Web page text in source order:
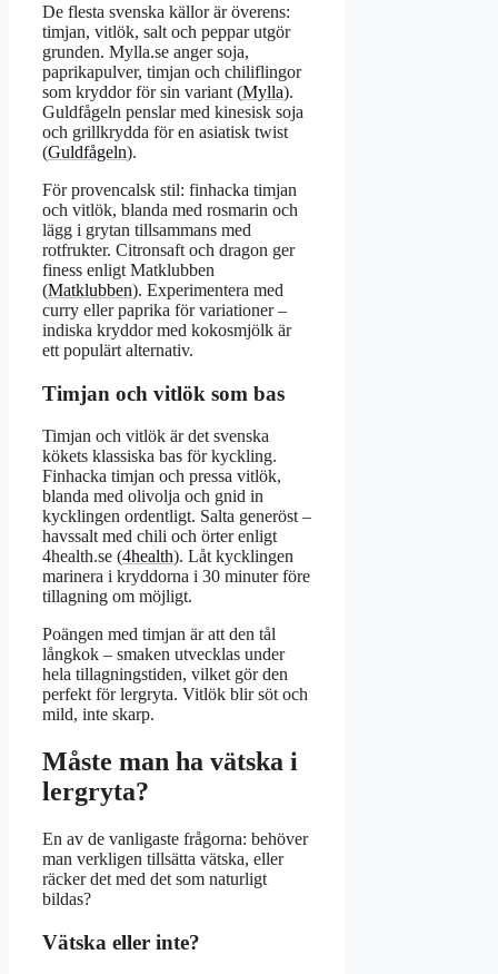
De flesta svenska källor är överens:
timjan, vitlök, salt och peppar utgör
grunden. Mylla.se anger soja,
paprikapulver, timjan och chiliflingor
som kryddor för sin variant (Mylla).
Guldfågeln penslar med kinesisk soja
och grillkrydda för en asiatisk twist
(Guldfågeln).
För provencalsk stil: finhacka timjan
och vitlök, blanda med rosmarin och
lägg i grytan tillsammans med
rotfrukter. Citronsaft och dragon ger
finess enligt Matklubben
(Matklubben). Experimentera med
curry eller paprika för variationer –
indiska kryddor med kokosmjölk är
ett populärt alternativ.
Timjan och vitlök som bas
Timjan och vitlök är det svenska
kökets klassiska bas för kyckling.
Finhacka timjan och pressa vitlök,
blanda med olivolja och gnid in
kycklingen ordentligt. Salta generöst –
havssalt med chili och örter enligt
4health.se (4health). Låt kycklingen
marinera i kryddorna i 30 minuter före
tillagning om möjligt.
Poängen med timjan är att den tål
långkok – smaken utvecklas under
hela tillagningstiden, vilket gör den
perfekt för lergryta. Vitlök blir söt och
mild, inte skarp.
Måste man ha vätska i
lergryta?
En av de vanligaste frågorna: behöver
man verkligen tillsätta vätska, eller
räcker det med det som naturligt
bildas?
Vätska eller inte?